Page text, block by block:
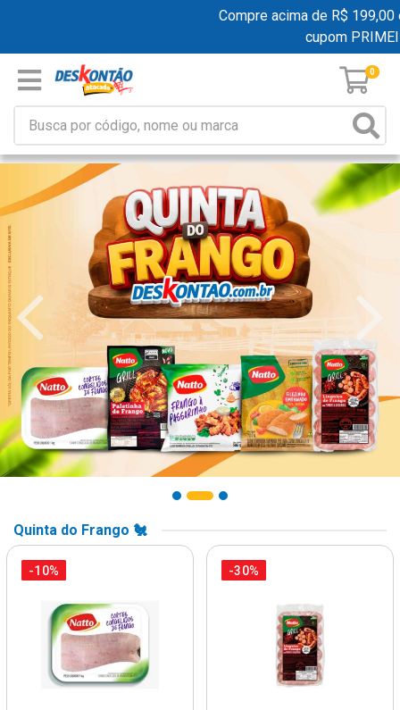
Compre acima de R$ 199,00 e
cupom
0
Quinta do Frango 🐔
-10% -30%